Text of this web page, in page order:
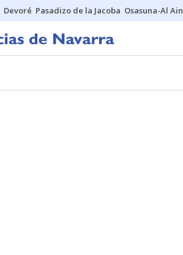
Devoré Pasadizo de la Jacoba Osasuna-Al Ain